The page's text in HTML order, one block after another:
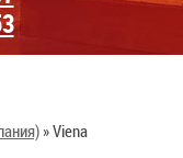
»Viena